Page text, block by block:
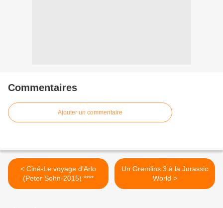
Commentaires
Ajouter un commentaire
< Ciné-Le voyage d'Arlo
(Peter Sohn-2015) ****
Un Gremlins 3 à la Jurassic
World >